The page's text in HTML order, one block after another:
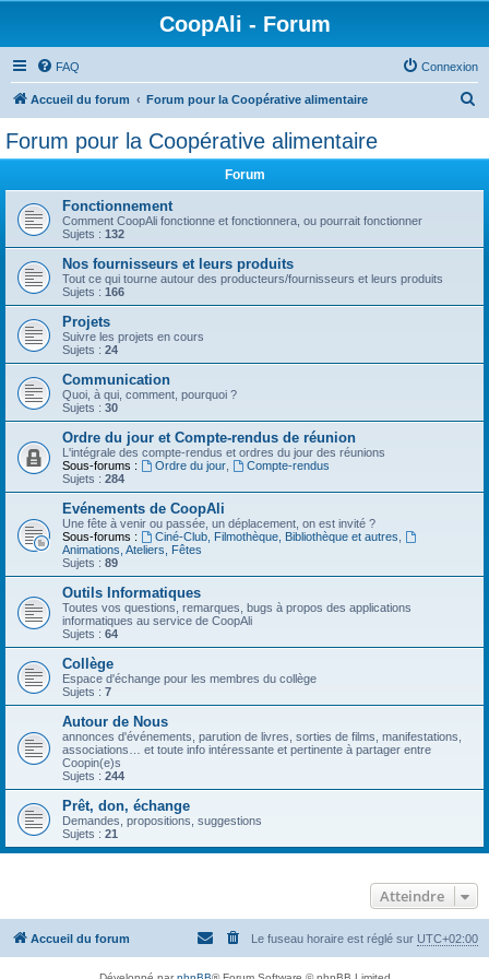
CoopAli - Forum
FAQ Connexion
Accueil du forum Forum pour la Coopérative alimentaire
e
Forum pour la Coopérative alimentaire
Forum
Fonctionnement
Comment CoopAli fonctionne et fonctionnera, ou pourrait fonctionner
Sujets : 132
Nos fournisseurs et leurs produits
Tout ce qui tourne autour des producteurs/fournisseurs et leurs produits
Sujets : 166
Projets
Suivre les projets en cours
Sujets : 24
Communication
Quoi, à qui, comment, pourquoi ?
Sujets : 30
Ordre du jour et Compte-rendus de réunion
L'intégrale des compte-rendus et ordres du jour des réunions
Sous-forums :
Ordre du jour,
Compte-rendus
Sujets : 284
Evénements de CoopAli
Une fête à venir ou passée, un déplacement, on est invité ?
Sous-forums :
Ciné-Club, Filmothèque, Bibliothèque et autres
Animations, Ateliers, Fêtes
Sujets : 89
Outils Informatiques
Toutes vos questions, remarques, bugs à propos des applications
informatiques au service de CoopAli
Sujets : 64
Collège
Espace d'échange pour les membres du collège
Sujets : 7
Autour de Nous
annonces d'événements, parution de livres, sorties de films, manifestations,
associations… et toute info intéressante et pertinente à partager entre
Coopin(e)s
Sujets : 244
Prêt, don, échange
Demandes, propositions, suggestions
Sujets : 21
Atteindre
Accueil du forum Le fuseau horaire est réglé sur UTC+02:00